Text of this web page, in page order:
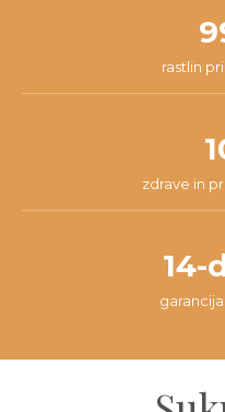
rastlin
zdrave in
14-